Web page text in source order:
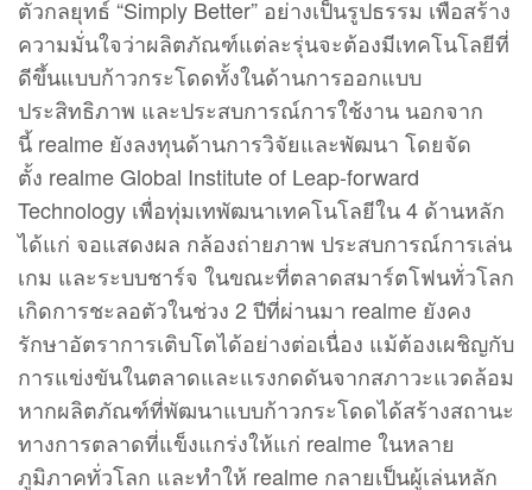
ตัวกลยุทธ์ “Simply Better” อย่างเป็นรูปธรรม เพื่อสร้าง
ความมั่นใจว่าผลิตภัณฑ์แต่ละรุ่นจะต้องมีเทคโนโลยีที่
ดีขึ้นแบบก้าวกระโดดทั้งในด้านการออกแบบ
ประสิทธิภาพ และประสบการณ์การใช้งาน นอกจาก
นี้ realme ยังลงทุนด้านการวิจัยและพัฒนา โดยจัด
ตั้ง realme Global Institute of Leap-forward
Technology เพื่อทุ่มเทพัฒนาเทคโนโลยีใน 4 ด้านหลัก
ได้แก่ จอแสดงผล กล้องถ่ายภาพ ประสบการณ์การเล่น
เกม และระบบชาร์จ ในขณะที่ตลาดสมาร์ตโฟนทั่วโลก
เกิดการชะลอตัวในช่วง 2 ปีที่ผ่านมา realme ยังคง
รักษาอัตราการเติบโตได้อย่างต่อเนื่อง แม้ต้องเผชิญกับ
การแข่งขันในตลาดและแรงกดดันจากสภาวะแวดล้อม
หากผลิตภัณฑ์ที่พัฒนาแบบก้าวกระโดดได้สร้างสถานะ
ทางการตลาดที่แข็งแกร่งให้แก่ realme ในหลาย
ภูมิภาคทั่วโลก และทำให้ realme กลายเป็นผู้เล่นหลัก